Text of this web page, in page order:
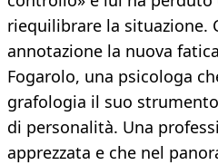
riequilibrare la situazione.
annotazione la nuova
Fogarolo, una psicologa
grafologia il suo
di personalità. Una
apprezzata e che nel